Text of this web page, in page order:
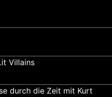
Villains
durch die Zeit mit Kurt